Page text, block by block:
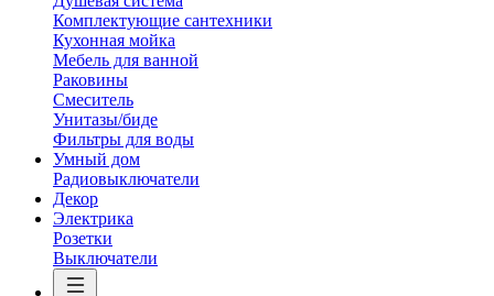
Комплектующие сантехники
Кухонная мойка
Мебель для ванной
Раковины
Смеситель
Унитазы/биде
Фильтры для воды
Умный дом
Радиовыключатели
Декор
Электрика
Розетки
Выключатели